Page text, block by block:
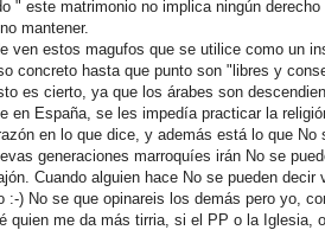
" este matrimonio no implica ningún
mantener.
ven estos magufos que se utilice como un
concreto hasta que punto son "libres y
es cierto, ya que los árabes son
en España, se les impedía practicar la
en lo que dice, y además está lo que
generaciones marroquíes irán No se
Cuando alguien hace No se pueden decir
:-) No se que opinareis los demás pero yo,
quien me da más tirria, si el PP o la Iglesia,